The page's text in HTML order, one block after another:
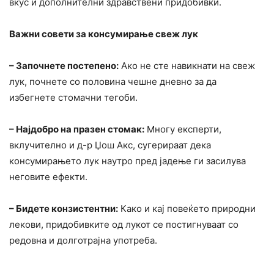
Важни совети за консумирање свеж лук
– Започнете постепено: Ако не сте навикнати на свеж
лук, почнете со половина чешне дневно за да
избегнете стомачни тегоби.
– Најдобро на празен стомак: Многу експерти,
вклучително и д-р Џош Акс, сугерираат дека
консумирањето лук наутро пред јадење ги засилува
неговите ефекти.
– Бидете конзистентни: Како и кај повеќето природни
лекови, придобивките од лукот се постигнуваат со
редовна и долготрајна употреба.